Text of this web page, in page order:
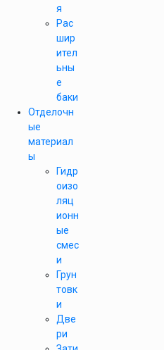
я
Рас
шир
ител
ьны
е
баки
Отделочн
ые
материал
ы
Гидр
оизо
ляц
ионн
ые
смес
и
Грун
товк
и
Две
ри